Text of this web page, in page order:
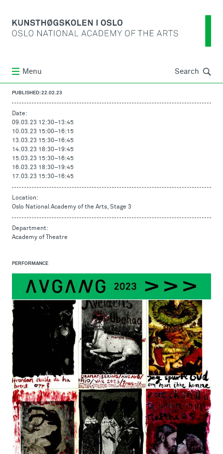
Menu Search Søk
PUBLISHED: 22.02.23
Date:
09.03.23 12:30–13:45
10.03.23 15:00–16:15
13.03.23 15:30–16:45
14.03.23 18:30–19:45
15.03.23 15:30–16:45
16.03.23 18:30–19:45
17.03.23 15:30–16:45
Location:
Oslo National Academy of the Arts, Stage 3
Department:
Academy of Theatre
PERFORMANCE